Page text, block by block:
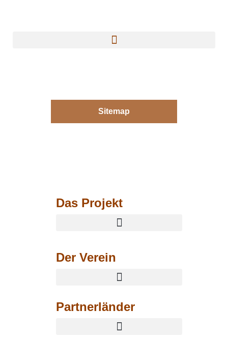
Sitemap
Das Projekt
Der Verein
Partnerländer